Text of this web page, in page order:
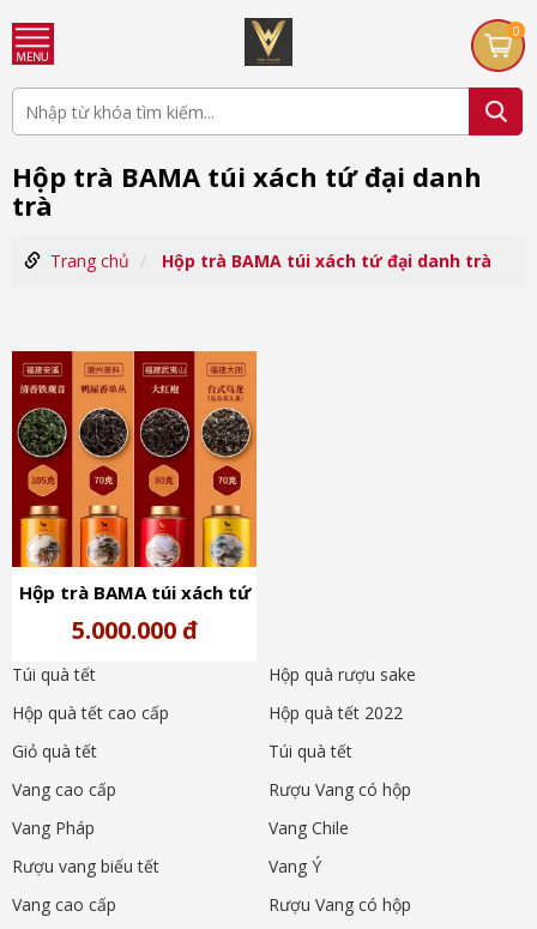
0
Hộp trà BAMA túi xách tứ đại danh
trà
Trang chủ Hộp trà BAMA túi xách tứ đại danh trà
Hộp trà BAMA túi xách tứ
đại danh trà
5.000.000 đ
Túi quà tết
Hộp quà rượu sake
Hộp quà tết cao cấp
Hộp quà tết 2022
Giỏ quà tết
Túi quà tết
Vang cao cấp
Rượu Vang có hộp
Vang Pháp
Vang Chile
Rượu vang biếu tết
Vang Ý
Vang cao cấp
Rượu Vang có hộp